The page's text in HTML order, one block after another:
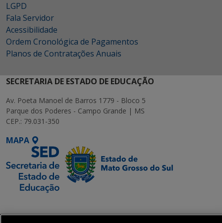
LGPD
Fala Servidor
Acessibilidade
Ordem Cronológica de Pagamentos
Planos de Contratações Anuais
SECRETARIA DE ESTADO DE EDUCAÇÃO
Av. Poeta Manoel de Barros 1779 - Bloco 5
Parque dos Poderes - Campo Grande | MS
CEP.: 79.031-350
MAPA
Executiva de